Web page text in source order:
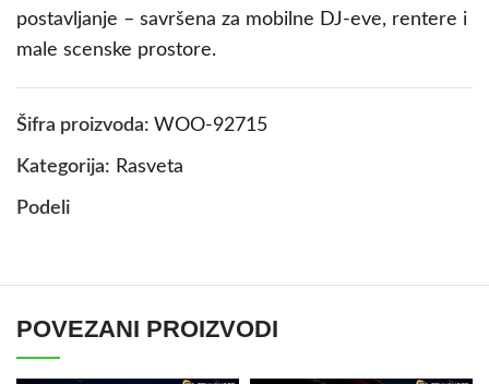
postavljanje – savršena za mobilne DJ-eve, rentere i
male scenske prostore.
Šifra proizvoda: WOO-92715
Kategorija: Rasveta
Podeli
POVEZANI PROIZVODI